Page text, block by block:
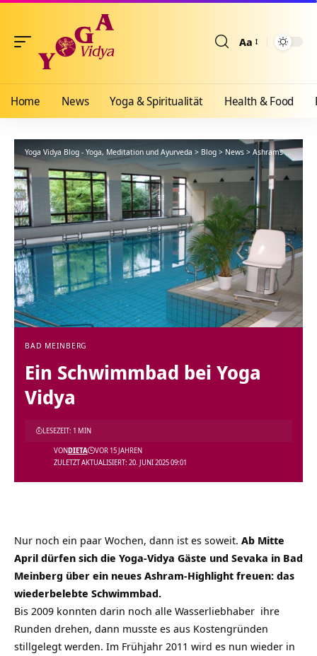
Aa
Home News Yoga & Spiritualität Health & Food
Yoga Vidya Blog - Yoga, Meditation und Ayurveda > Blog > News > Ashrams> Bad
BAD MEINBERG
Ein Schwimmbad bei Yoga
Vidya
ZULETZT AKTUALISIERT: 20. JUNI 2025 09:01
VONDIETA VOR 15 JAHREN
LESEZEIT: 1 MIN
Nur noch ein paar Wochen, dann ist es soweit. Ab Mitte
April dürfen sich die Yoga-Vidya Gäste und Sevaka in Bad
Meinberg über ein neues Ashram-Highlight freuen: das
wiederbelebte Schwimmbad.
Bis 2009 konnten darin noch alle Wasserliebhaber ihre
Runden drehen, dann musste es aus Kostengründen
stillgelegt werden. Im Frühjahr 2011 wird es nun wieder in